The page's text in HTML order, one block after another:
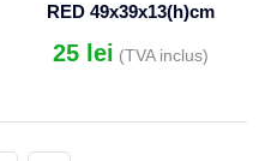
RED 49x39x13(h)cm
25 lei (TVA inclus)